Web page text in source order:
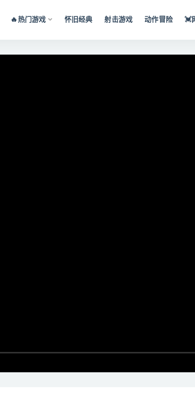
🔥热门游戏 怀旧经典 射击游戏 动作冒险 💓